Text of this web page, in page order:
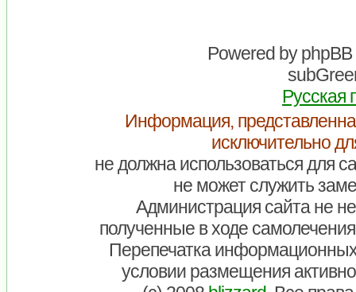
Powered byphpBB
Русская
Информация,
исключительно
не должна использоваться для
не может служить
Администрация сайта не
полученные в ходе
Перепечатка
условии размещения